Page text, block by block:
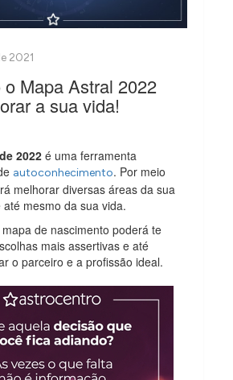
Mapa Astral 2022
a sua vida!
2022 é uma ferramenta
autoconhecimento. Por meio
melhorar diversas áreas da sua
mesmo da sua vida.
de nascimento poderá te
mais assertivas e até
o parceiro e a profissão ideal.